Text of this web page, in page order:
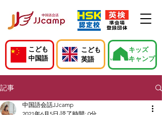
こども
中国語
こども
英語
キッズ
キャンプ
記事
中国語会話JJcamp